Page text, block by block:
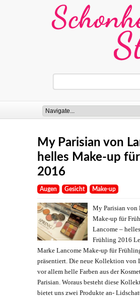
My Parisian von
helles Make-up
2016
Augen Gesicht Make-up
My Parisian von
Make-up für
Lancome –
Frühling 2016
Marke Lancome Make-up für
präsentiert. Die neue Kollektion von
vor allem helle Farben aus der
Parisian. Woraus besteht diese
bietet uns zwei Produkte an-